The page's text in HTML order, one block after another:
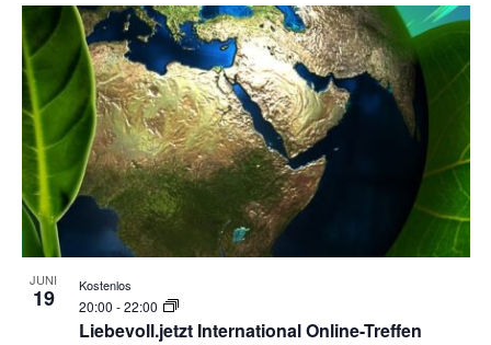
JUNI
19
Liebevoll.jetzt International Online-Treffen
20:00 -22:00
Kostenlos